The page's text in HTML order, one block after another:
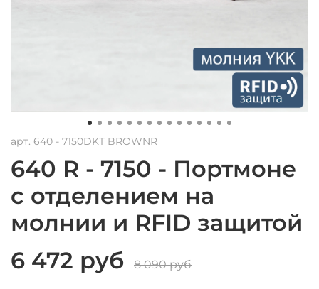
арт. 640 - 7150DKT BROWNR
640 R - 7150 - Портмоне
с отделением на
молнии и RFID защитой
6 472 руб 8 090 руб